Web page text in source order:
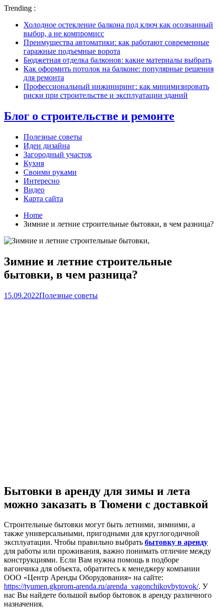
Trending :
Холодное остекление балкона под ключ как осознанный
выбор, а не компромисс
Преимущества автоматики: как работают современные
гаражные подъемные ворота
Бюджетная отделка балконов: какие материалы выбрать
Как оформить потолок на балконе: популярные решения
для ремонта
Профессиональный инжиниринг: как минимизировать
риски при строительстве и эксплуатации зданий
Блог о строительстве и ремонте
Полезные советы
Идеи дизайна
Загородный участок
Кухня
Своими руками
Интересно
Видео
Карта сайта
Home
Зимние и летние строительные бытовки, в чем разница?
Зимние и летние строительные
бытовки, в чем разница?
15.09.2022Полезные советы
Бытовки в аренду для зимы и лета
можно заказать в Тюмени с доставкой
Строительные бытовки могут быть летними, зимними, а
также универсальными, пригодными для круглогодичной
эксплуатации. Чтобы правильно выбрать бытовку в аренду
для работы или проживания, важно понимать отличие между
конструкциями. Если Вам нужна помощь в подборе
вагончика для объекта, обратитесь к менеджеру компании
ООО «Центр Аренды Оборудования» на сайте:
https://tyumen.gkprom-arenda.ru/arenda_vagonchikovbytovok/. У
нас Вы найдете большой выбор бытовок в аренду различного
назначения.